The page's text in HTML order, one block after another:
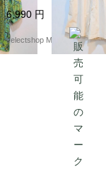
コットン 短パン リ
ネンのような風合い
ALLYSON WHIT MOR
E made in TURKEY
6,990 円
selectshop Merci.